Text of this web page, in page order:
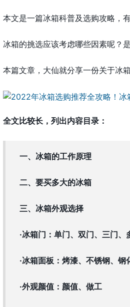
本文是一篇冰箱科普及选购攻略，
冰箱的挑选应该考虑哪些因素呢？
本篇文章，大仙就分享一份关于冰
全文比较长，列出内容目录：
一、冰箱的工作原理
二、要买多大的冰箱
三、冰箱外观选择
·冰箱门：单门、双门、三门、
·冰箱面板：烤漆、不锈钢、钢
·外观颜值：颜值、做工